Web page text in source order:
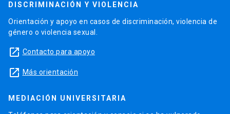
DISCRIMINACIÓN Y VIOLENCIA
Orientación y apoyo en casos de discriminación, violencia de
género o violencia sexual.
launch Contacto para apoyo
launch Más orientación
MEDIACIÓN UNIVERSITARIA